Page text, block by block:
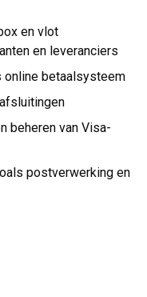
en vlot
en leveranciers
online betaalsysteem
beheren van Visa-
postverwerking en